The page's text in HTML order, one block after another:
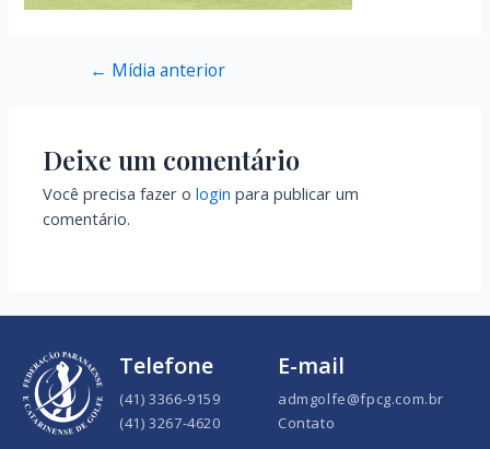
← Mídia anterior
Deixe um comentário
Você precisa fazer ologin para publicar um
comentário.
Telefone
(41) 3366-9159
(41) 3267-4620
E-mail
admgolfe@fpcg.com.br
Contato